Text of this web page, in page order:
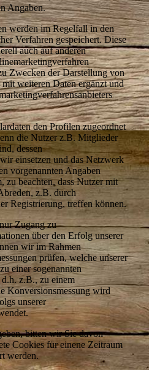
Angaben.
werden im Regelfall in den
Verfahren gespeichert. Diese
auch auf anderen
Zwecken der Darstellung von
weiteren Daten ergänzt und
den Profilen zugeordnet
die Nutzer z.B. Mitglieder
dessen
einsetzen und das Netzwerk
vorgenannten Angaben
zu beachten, dass Nutzer mit
z.B. durch
Registrierung, treffen können.
Zugang zu
über den Erfolg unserer
wir im Rahmen
prüfen, welche unserer
einer sogenannten
z.B., zu einem
Konversionsmessung wird
unserer
bitten wir Sie davon
Cookies für einene Zeitraum
werden.